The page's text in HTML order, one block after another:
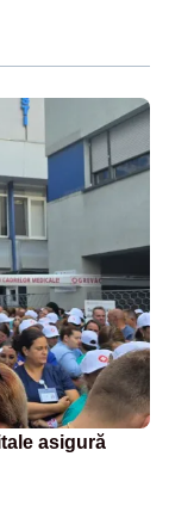
asigură